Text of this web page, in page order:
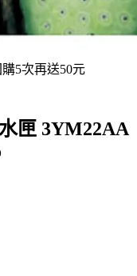
5次再送50元
匣 3YM22AA